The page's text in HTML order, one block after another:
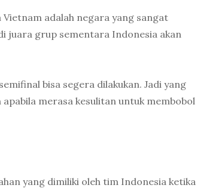
adalah negara yang sangat
juara grup sementara Indonesia akan
bisa segera dilakukan. Jadi yang
merasa kesulitan untuk membobol
yang dimiliki oleh tim Indonesia ketika